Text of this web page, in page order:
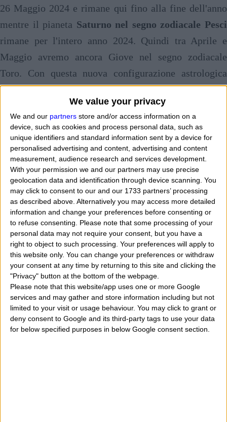
We value your privacy
We and our partners store and/or access information on a
device, such as cookies and process personal data, such as
unique identifiers and standard information sent by a device for
personalised advertising and content, advertising and content
measurement, audience research and services development.
With your permission we and our partners may use precise
geolocation data and identification through device scanning. You
may click to consent to our and our 1733 partners’ processing
as described above. Alternatively you may access more detailed
information and change your preferences before consenting or
to refuse consenting.
Please note that some processing of your
personal data may not require your consent, but you have a
right to object to such processing. Your preferences will apply to
this website only. You can change your preferences or withdraw
your consent at any time by returning to this site and clicking the
"Privacy" button at the bottom of the webpage.
Please note that this website/app uses one or more Google
services and may gather and store information including but not
limited to your visit or usage behaviour. You may click to grant or
deny consent to Google and its third-party tags to use your data
for below specified purposes in below Google consent section.
26 Maggio 2024 e rimane qui fino alla fine dell'anno
mentre il pianeta Saturno nel segno zodiacale Pesci
rimane per l'intero anno 2024. Quindi tra Aprile e
Maggio avremo ancora Giove nel segno zodiacale
Toro. Con questa nuova configurazione astrologica
vedremo quali saranno i segni zodiacali più fortunati
di questa primavera ed estate 2024. Ovviamente
affinchè le previsioni siano molto più precise il nostro
consiglio è quello di leggere non soltanto quelle
relative al proprio segno solare ma anche
all'ascendentee fare così un riassunto di quello che
leggete. Infatti siamo sempre di fronte a previsioni
generali. La lettura per ogni singolo segno dello
zodiaco e in questo caso per il segno zodiacale Ariete,
è suddivisa in amore, lavoro e denaro, fortuna e
benessere psicofisico. Buona lettura a tutti voi e buona
primavera ed estate 2024.
Scarica gratis il libro sulle previsioni primaverili ed
estive 2024qui